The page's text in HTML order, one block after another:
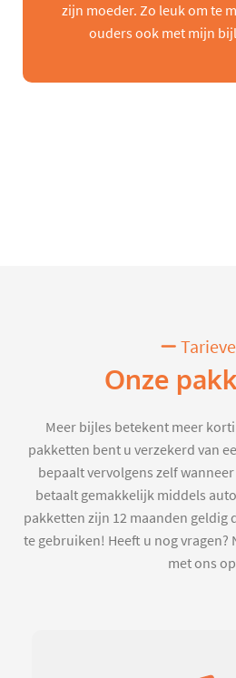
zijn moeder. Zo leuk om te
ouders ook met mijn
Onze
Meer bijles betekent meer
pakketten bent u verzekerd van
bepaalt vervolgens zelf
betaalt gemakkelijk middels
pakketten zijn 12 maanden geldig
te gebruiken! Heeft u nog vragen?
met ons